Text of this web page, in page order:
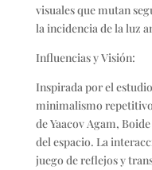
visuales que mutan
la incidencia de la luz
Influencias y Visión:
Inspirada por el
minimalismo
de Yaacov Agam,
del espacio. La
juego de reflejos y